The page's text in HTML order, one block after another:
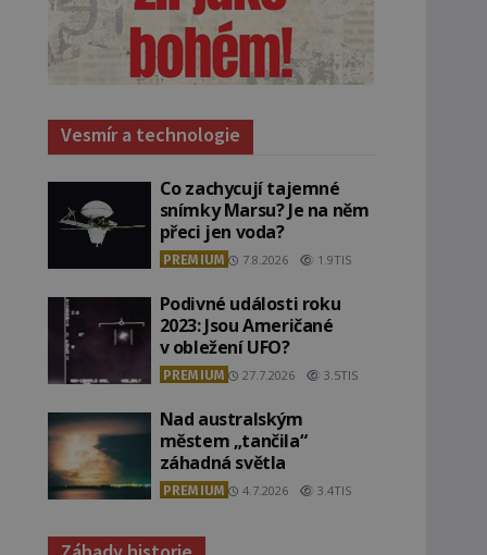
Vesmír a technologie
Co zachycují tajemné
snímky Marsu? Je na něm
přeci jen voda?
PREMIUM 7.8.2026 1.9TIS
Podivné události roku
2023: Jsou Američané
v obležení UFO?
PREMIUM 27.7.2026 3.5TIS
Nad australským
městem „tančila“
záhadná světla
PREMIUM 4.7.2026 3.4TIS